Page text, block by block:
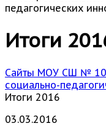
Итоги
Сайты МОУ СШ №
социально-
Итоги 2016
03.03.2016